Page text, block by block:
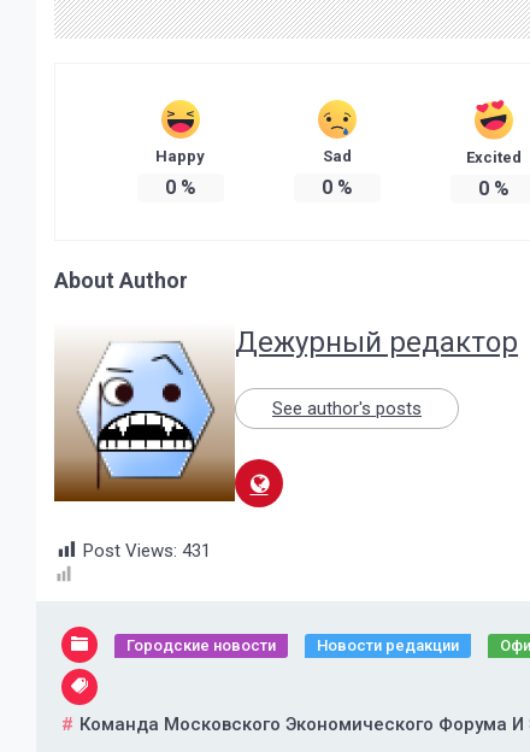
Happy
0%
Sad
0%
Excited
0%
About Author
Дежурный редактор
See author's posts
Post Views: 431
Городские новости Новости редакции
Команда Московского Экономического Форума